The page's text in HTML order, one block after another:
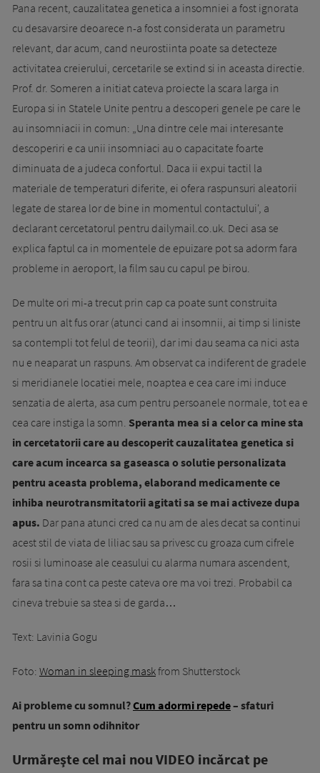
Pana recent, cauzalitatea genetica a insomniei a fost ignorata
cu desavarsire deoarece n-a fost considerata un parametru
relevant, dar acum, cand neurostiinta poate sa detecteze
activitatea creierului, cercetarile se extind si in aceasta directie.
Prof. dr. Someren a initiat cateva proiecte la scara larga in
Europa si in Statele Unite pentru a descoperi genele pe care le
au insomniacii in comun: „Una dintre cele mai interesante
descoperiri e ca unii insomniaci au o capacitate foarte
diminuata de a judeca confortul. Daca ii expui tactil la
materiale de temperaturi diferite, ei ofera raspunsuri aleatorii
legate de starea lor de bine in momentul contactului', a
declarant cercetatorul pentru dailymail.co.uk. Deci asa se
explica faptul ca in momentele de epuizare pot sa adorm fara
probleme in aeroport, la film sau cu capul pe birou.
De multe ori mi-a trecut prin cap ca poate sunt construita
pentru un alt fus orar (atunci cand ai insomnii, ai timp si liniste
sa contempli tot felul de teorii), dar imi dau seama ca nici asta
nu e neaparat un raspuns. Am observat ca indiferent de gradele
si meridianele locatiei mele, noaptea e cea care imi induce
senzatia de alerta, asa cum pentru persoanele normale, tot ea e
cea care instiga la somn. Speranta mea si a celor ca mine sta
in cercetatorii care au descoperit cauzalitatea genetica si
care acum incearca sa gaseasca o solutie personalizata
pentru aceasta problema, elaborand medicamente ce
inhiba neurotransmitatorii agitati sa se mai activeze dupa
apus. Dar pana atunci cred ca nu am de ales decat sa continui
acest stil de viata de liliac sau sa privesc cu groaza cum cifrele
rosii si luminoase ale ceasului cu alarma numara ascendent,
fara sa tina cont ca peste cateva ore ma voi trezi. Probabil ca
cineva trebuie sa stea si de garda…
Text: Lavinia Gogu
Foto: Woman in sleeping maskfrom Shutterstock
Ai probleme cu somnul?Cum adormi repede– sfaturi
pentru un somn odihnitor
Urmăreşte cel mai nou VIDEO incărcat pe